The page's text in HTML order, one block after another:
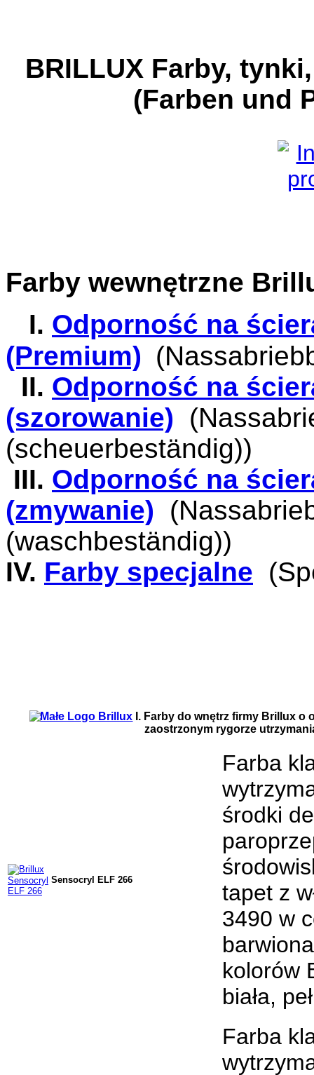
BRILLUX Farby,
(Farben und
Farby wewnętrzne
I. Odporność na
(Premium)
II. Odporność na
(szorowanie)
(scheuerbeständig))
III. Odporność na
(zmywanie)
(waschbeständig))
IV. Farby specjalne
I. Farby do wnętrz firmy Brillux o
zaostrzonym rygorze
Sensocryl ELF 266
Farba
środki
tapet z
3490 w
kolorów
biała,
Farba